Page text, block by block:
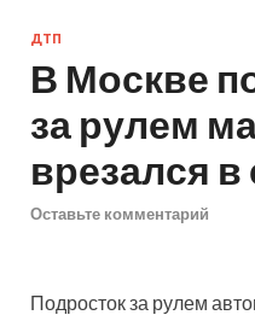
ДТП
В Москве
за рулем
врезался в
Оставьте комментарий
Подросток за рулем